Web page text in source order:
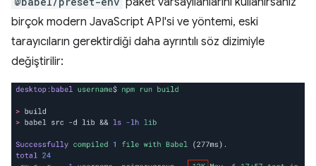
birçok modern JavaScript API'si ve yöntemi, eski
tarayıcıların gerektirdiği daha ayrıntılı söz dizimiyle
değiştirilir: